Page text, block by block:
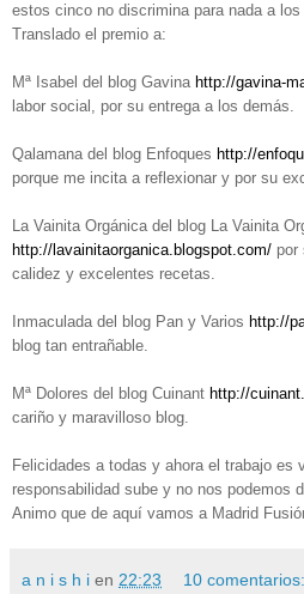
estos cinco no discrimina para nada a los
Translado el premio a:
Mª Isabel del blog Gavina http://gavina-
labor social, por su entrega a los demás.
Qalamana del blog Enfoques http://
porque me incita a reflexionar y por su
La Vainita Orgánica del blog La Vainita
http://lavainitaorganica.blogspot.com/ por
calidez y excelentes recetas.
Inmaculada del blog Pan y Varios http://
blog tan entrañable.
Mª Dolores del blog Cuinant http://
cariño y maravilloso blog.
Felicidades a todas y ahora el trabajo es
responsabilidad sube y no nos podemos
Animo que de aquí vamos a Madrid
a n i s h i en 22:23 10 comentarios: